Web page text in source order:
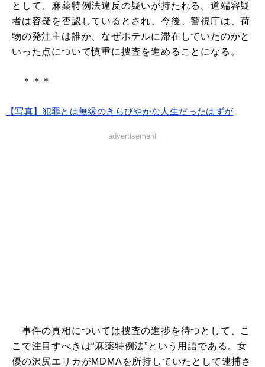
として、麻薬特例法違反の疑いが持たれる。道端容疑
者は容疑を否認しているとされ、今後、警視庁は、荷
物の発注主は誰か、なぜホテルに滞在していたのかと
いった点について慎重に捜査を進めることになる。
＊＊＊
【写真】犯罪とは無縁のきらびやかな人生だったはずが
advertisement
事件の真相については捜査の進捗を待つとして、こ
こで注目すべきは“麻薬特例法”という用語である。女
優の沢尻エリカがMDMAを所持していたとして逮捕さ